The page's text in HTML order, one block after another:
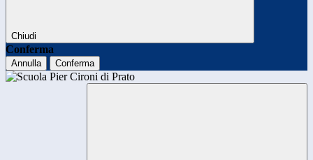
Chiudi
Conferma
Annulla Conferma